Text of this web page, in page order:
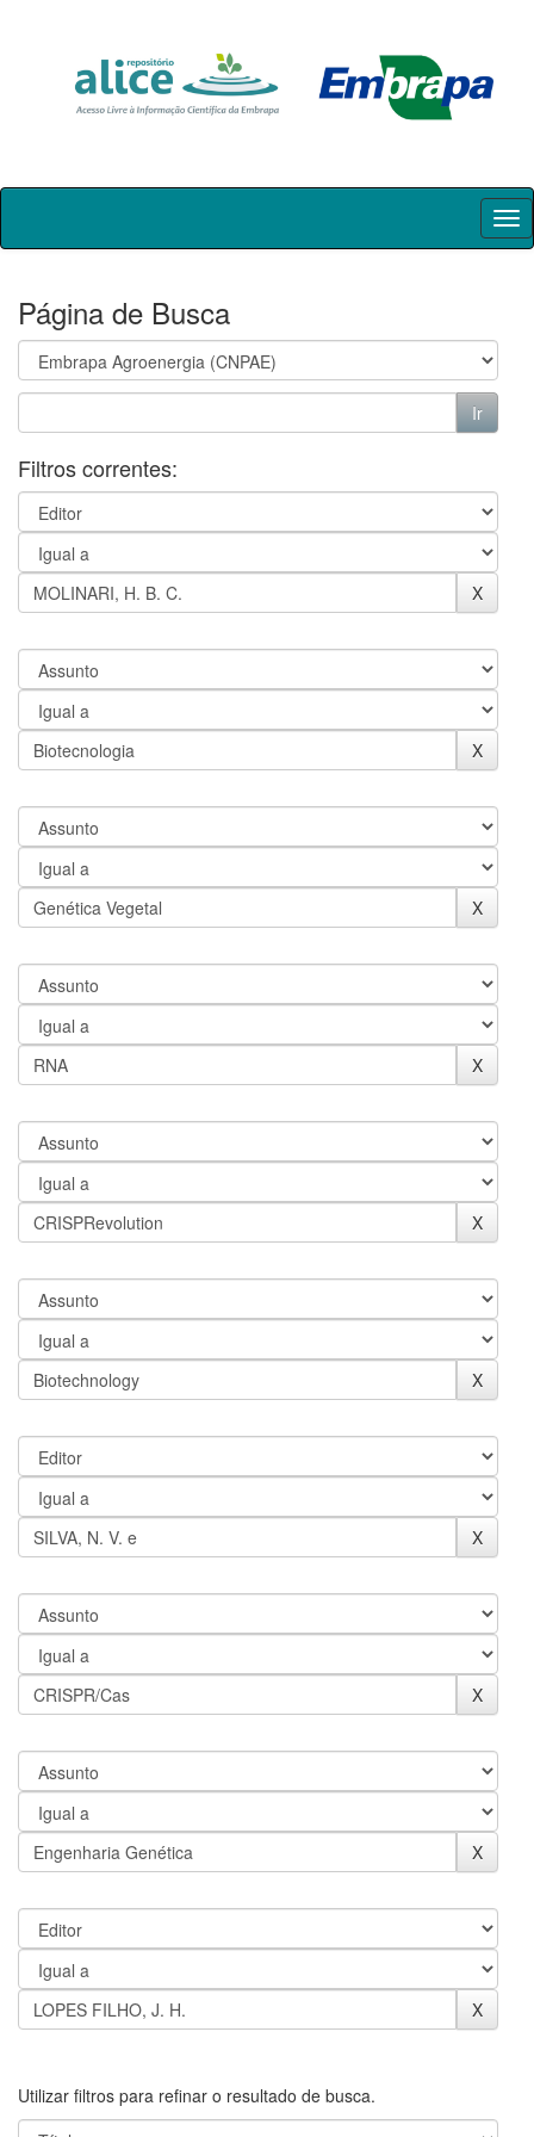
Skip
Página de Busca
Filtros correntes:
Utilizar filtros para refinar o resultado de busca.